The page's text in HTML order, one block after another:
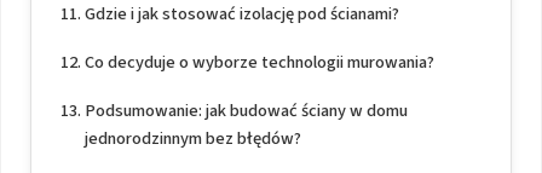
Gdzie i jak stosować izolację pod ścianami?
Co decyduje o wyborze technologii murowania?
Podsumowanie: jak budować ściany w domu
jednorodzinnym bez błędów?